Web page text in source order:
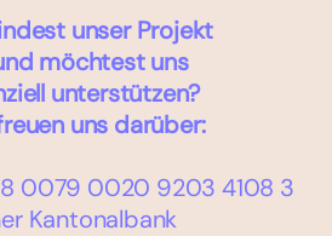
unser Projekt
möchtest uns
unterstützen?
uns darüber:
0079 0020 9203 4108 3
Kantonalbank